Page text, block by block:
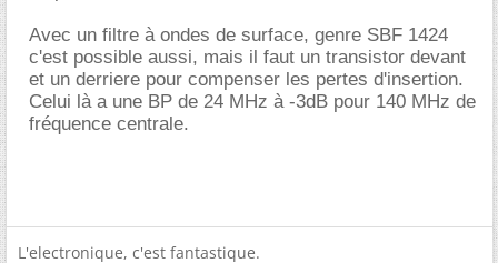
Avec un filtre à ondes de surface, genre SBF 1424
c'est possible aussi, mais il faut un transistor devant
et un derriere pour compenser les pertes d'insertion.
Celui là a une BP de 24 MHz à -3dB pour 140 MHz de
fréquence centrale.
L'electronique, c'est fantastique.